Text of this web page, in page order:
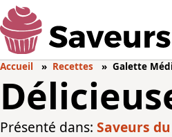
Accueil Recettes Galette
Présenté dans: Saveurs